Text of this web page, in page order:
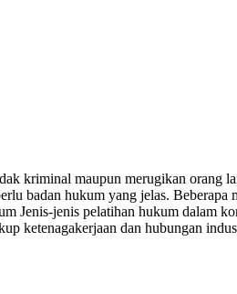
kriminal maupun merugikan orang
badan hukum yang jelas.
Jenis-jenis pelatihan hukum dalam
ketenagakerjaan dan hubungan